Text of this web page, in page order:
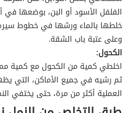
الفلفل الأسود أو البن، بوضعها في
خلطها بالماء ورشها في خطوط
وعلى عتبة باب الشقة.
الكحول:
اخلطي كمية من الكحول مع كمية
ثم رشيه في جميع الأماكن، التي
العملية أكثر من مرة، حتى يختفي